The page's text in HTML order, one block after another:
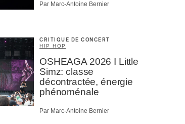
Par Marc-Antoine Bernier
CRITIQUE DE CONCERT
HIP HOP
OSHEAGA 2026 I Little
Simz: classe
décontractée, énergie
phénoménale
Par Marc-Antoine Bernier